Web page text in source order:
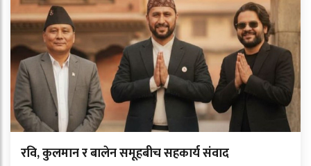
रवि, कुलमान र बालेन समूहबीच सहकार्य संवाद